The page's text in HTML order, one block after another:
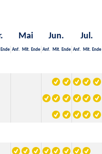
Mai Jun. Jul.
Ende Anf. Mit. Ende Anf. Mit. Ende Anf. Mit. Ende